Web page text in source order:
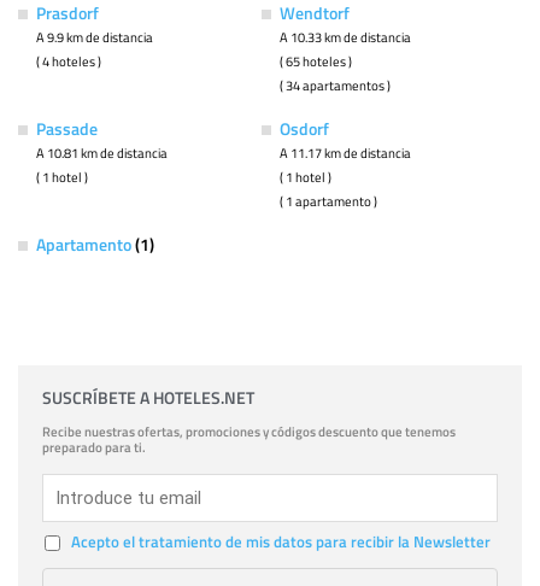
Prasdorf
A 9.9 km de distancia
( 4 hoteles )
Wendtorf
A 10.33 km de distancia
( 65 hoteles )
( 34 apartamentos )
Passade
A 10.81 km de distancia
( 1 hotel )
Osdorf
A 11.17 km de distancia
( 1 hotel )
( 1 apartamento )
Apartamento(1)
SUSCRÍBETE A HOTELES.NET
Recibe nuestras ofertas, promociones y códigos descuento que tenemos
preparado para ti.
Acepto el tratamiento de mis datos para recibir la Newsletter